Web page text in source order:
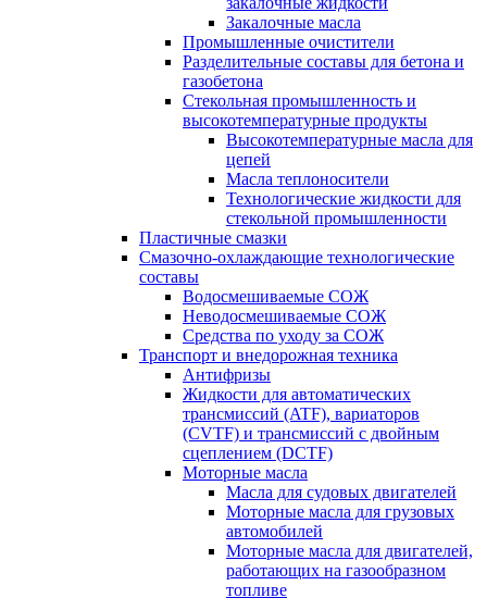
Закалочные масла
Промышленные очистители
Разделительные составы для бетона и
газобетона
Стекольная промышленность и
высокотемпературные продукты
Высокотемпературные масла для
цепей
Масла теплоносители
Технологические жидкости для
стекольной промышленности
Пластичные смазки
Смазочно-охлаждающие технологические
составы
Водосмешиваемые СОЖ
Неводосмешиваемые СОЖ
Средства по уходу за СОЖ
Транспорт и внедорожная техника
Антифризы
Жидкости для автоматических
трансмиссий (ATF), вариаторов
(CVTF) и трансмиссий с двойным
сцеплением (DCTF)
Моторные масла
Масла для судовых двигателей
Моторные масла для грузовых
автомобилей
Моторные масла для двигателей,
работающих на газообразном
топливе